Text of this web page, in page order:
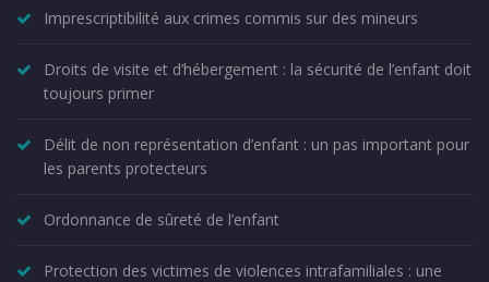
Imprescriptibilité aux crimes commis sur des mineurs
Droits de visite et d’hébergement : la sécurité de l’enfant doit
toujours primer
Délit de non représentation d’enfant : un pas important pour
les parents protecteurs
Ordonnance de sûreté de l’enfant
Protection des victimes de violences intrafamiliales : une